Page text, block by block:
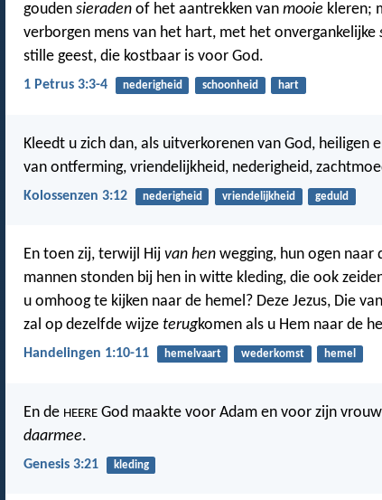
gouden sieraden of het aantrekken van mooie kleren;
verborgen mens van het hart, met het onvergankelijke
stille geest, die kostbaar is voor God.
1 Petrus 3:3-4 nederigheid schoonheid hart
Kleedt u zich dan, als uitverkorenen van God, heiligen
van ontferming, vriendelijkheid, nederigheid,
Kolossenzen 3:12 nederigheid vriendelijkheid geduld
En toen zij, terwijl Hij van hen wegging, hun ogen
mannen stonden bij hen in witte kleding, die ook
u omhoog te kijken naar de hemel? Deze Jezus, Die
zal op dezelfde wijze terugkomen als u Hem naar de
Handelingen 1:10-11 hemelvaart wederkomst hemel
En de HEERE God maakte voor Adam en voor zijn
daarmee.
Genesis 3:21 kleding